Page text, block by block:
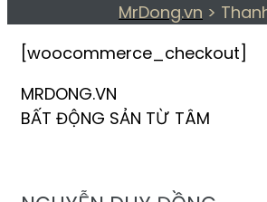
MrDong.vn >
[woocommerce_checkout]
MRDONG.VN
BẤT ĐỘNG SẢN TỪ TÂM